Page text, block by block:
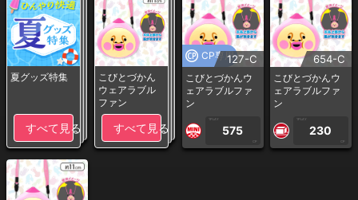
夏グッズ特集
すべて見る
こびとづかん
ウェアラブル
ファン
すべて見る
CP専用127-C
こびとづかんウ
ェアラブルファ
ン
1PLAY
575
CP
654-C
こびとづかんウ
ェアラブルファ
ン
1PLAY
230
CP